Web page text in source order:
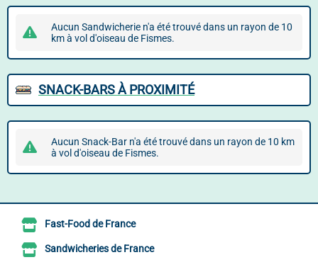
Aucun Sandwicherie n'a été trouvé dans un rayon de 10
km à vol d'oiseau de Fismes.
SNACK-BARS À PROXIMITÉ
Aucun Snack-Bar n'a été trouvé dans un rayon de 10 km
à vol d'oiseau de Fismes.
Fast-Food de France
Sandwicheries de France